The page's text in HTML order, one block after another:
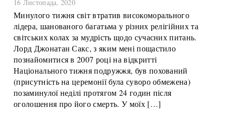
Втрачений пророчий голос
16 Листопада, 2020
Минулого тижня світ втратив високоморального
лідера, шанованого багатьма у різних релігійних та
світських колах за мудрість щодо сучасних питань.
Лорд Джонатан Сакс, з яким мені пощастило
познайомитися в 2007 році на відкритті
Національного тижня подружжя, був похований
(присутність на церемонії була суворо обмежена)
позаминулої неділі протягом 24 годин після